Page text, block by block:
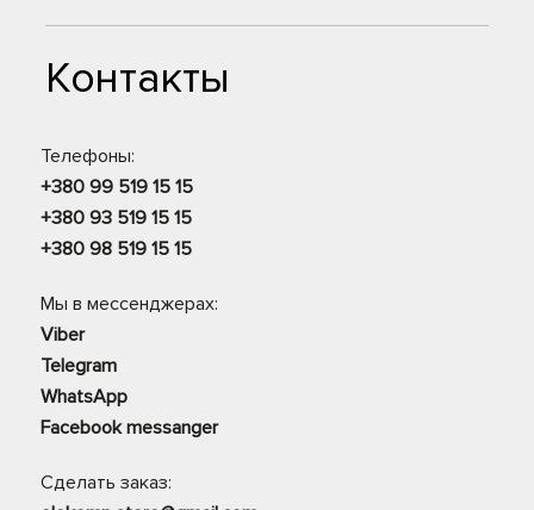
Контакты
Телефоны:
+380 99 519 15 15
+380 93 519 15 15
+380 98 519 15 15
Мы в мессенджерах:
Viber
Telegram
WhatsApp
Facebook messanger
Сделать заказ: